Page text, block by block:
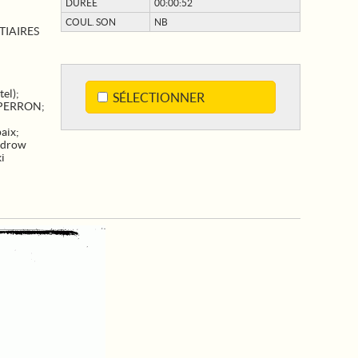
DURÉE
00:00:52
COUL. SON
NB
SÉLECTIONNER
;
;
;